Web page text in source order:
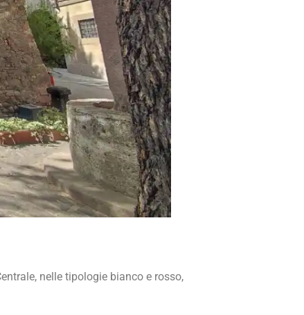
nelle tipologie bianco e rosso,